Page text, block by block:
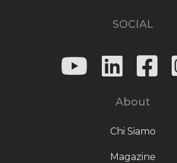
SOCIAL
About
Chi Siamo
Magazine